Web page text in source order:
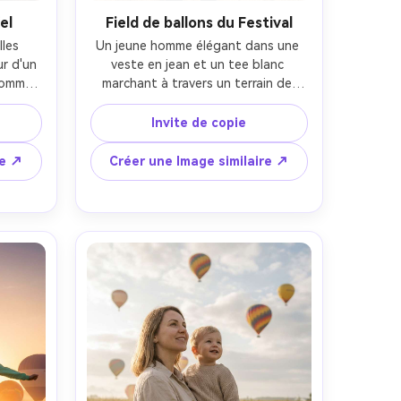
d'un
lueur
1.8,
-ar
↗
Field de ballons du Festival
Un jeune homme élégant dans une
veste en jean et un tee blanc
marchant à travers un terrain de
lancement du festival de
montgolfiers, des ballons colorés
gonflant derrière lui, des membres
d'équipage en arrière-plan, la
poussière dans l'air attrapant la
A7IV, objectif 35 mm, composition
de style rue franche, notation
cinématographique à haut
contraste, mise au point nette sur le
sujet, photoréaliste-AR 4:5
Invite de copie
Créer une Image similaire ↗